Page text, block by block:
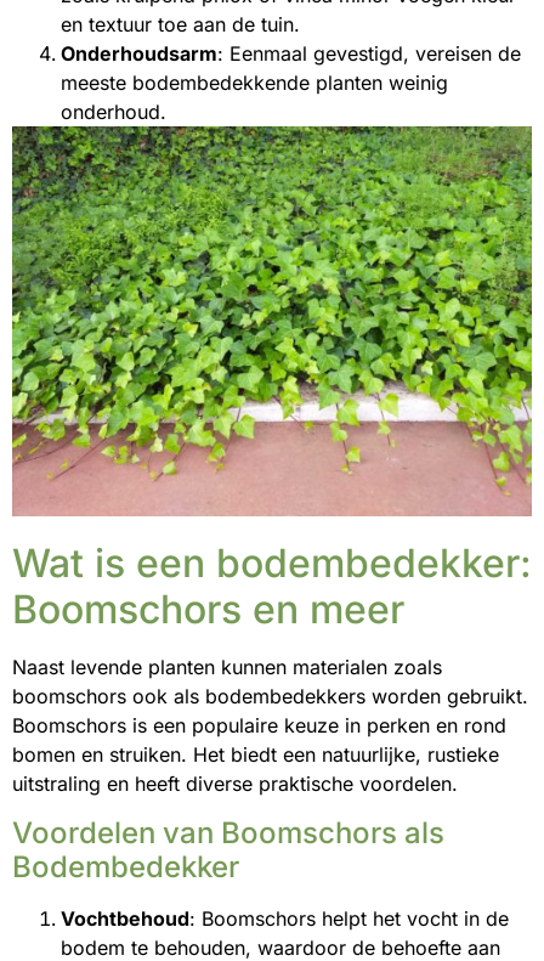
en textuur toe aan de tuin.
Onderhoudsarm: Eenmaal gevestigd, vereisen de
meeste bodembedekkende planten weinig
onderhoud.
Wat is een bodembedekker:
Boomschors en meer
Naast levende planten kunnen materialen zoals
boomschors ook als bodembedekkers worden gebruikt.
Boomschors is een populaire keuze in perken en rond
bomen en struiken. Het biedt een natuurlijke, rustieke
uitstraling en heeft diverse praktische voordelen.
Voordelen van Boomschors als
Bodembedekker
Vochtbehoud: Boomschors helpt het vocht in de
bodem te behouden, waardoor de behoefte aan